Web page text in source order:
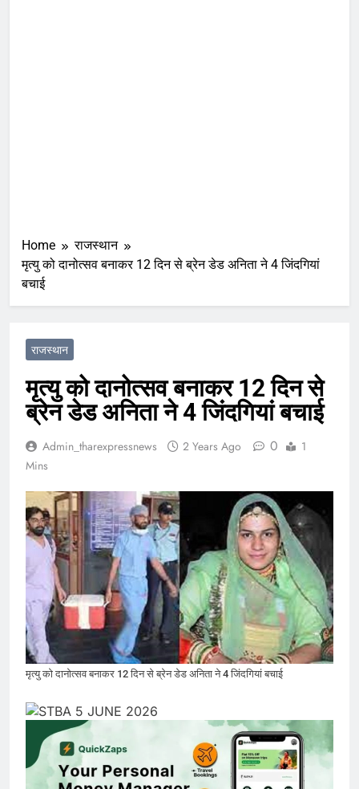
Home
राजस्थान
मृत्यु को दानोत्सव बनाकर 12 दिन से ब्रेन डेड अनिता ने 4 जिंदगियां
बचाई
राजस्थान
मृत्यु को दानोत्सव बनाकर 12 दिन से
ब्रेन डेड अनिता ने 4 जिंदगियां बचाई
Admin_tharexpressnews 2 Years Ago 0
1
Mins
मृत्यु को दानोत्सव बनाकर 12 दिन से ब्रेन डेड अनिता ने 4 जिंदगियां बचाई